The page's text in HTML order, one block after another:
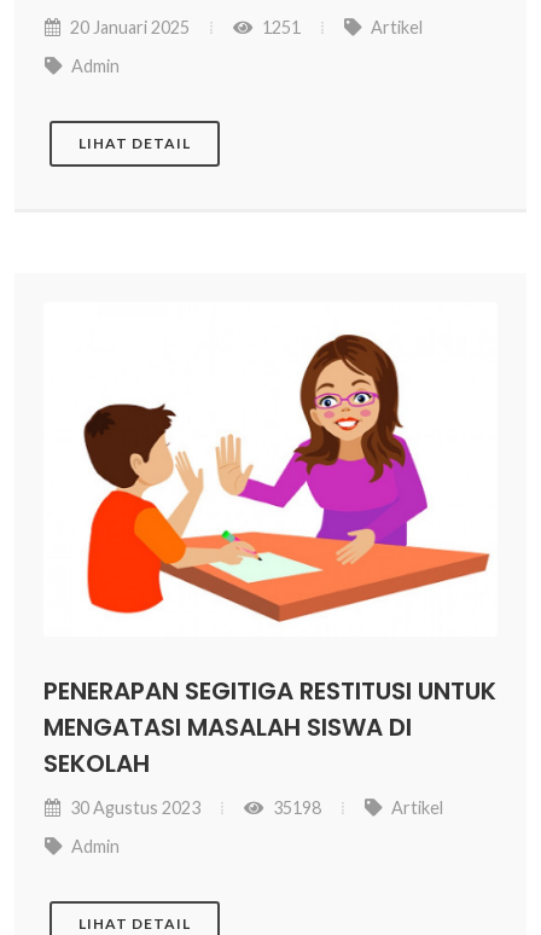
20 Januari 2025 1251
Artikel
Admin
LIHAT DETAIL
PENERAPAN SEGITIGA RESTITUSI UNTUK
MENGATASI MASALAH SISWA DI
SEKOLAH
30 Agustus 2023 35198
Artikel
Admin
LIHAT DETAIL